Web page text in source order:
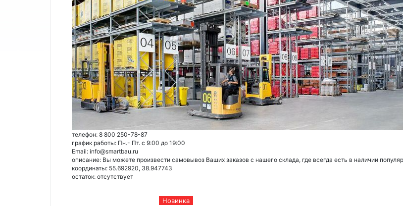
телефон: 8 800 250-78-87
график работы: Пн.- Пт. с 9:00 до 19:00
Email: info@smartbau.ru
описание: Вы можете произвести самовывоз Ваших заказов с нашего склада, где всегда есть в наличии
координаты: 55.692920, 38.947743
остаток: отсутствует
Новинка